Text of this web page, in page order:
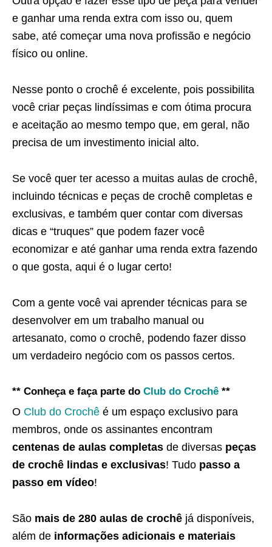
e ganhar uma renda extra com isso ou, quem
sabe, até começar uma nova profissão e negócio
físico ou online.
Nesse ponto o crochê é excelente, pois possibilita
você criar peças lindíssimas e com ótima procura
e aceitação ao mesmo tempo que, em geral, não
precisa de um investimento inicial alto.
Se você quer ter acesso a muitas aulas de crochê,
incluindo técnicas e peças de crochê completas e
exclusivas, e também quer contar com diversas
dicas e “truques” que podem fazer você
economizar e até ganhar uma renda extra fazendo
o que gosta, aqui é o lugar certo!
Com a gente você vai aprender técnicas para se
desenvolver em um trabalho manual ou
artesanato, como o crochê, podendo fazer disso
um verdadeiro negócio com os passos certos.
** Conheça e faça parte do Club do Crochê **
O Club do Crochê é um espaço exclusivo para
membros, onde os assinantes encontram
centenas de aulas completas de diversas peças
de crochê lindas e exclusivas! Tudo passo a
passo em vídeo!
São mais de 280 aulas de crochê já disponíveis,
além de informações adicionais e materiais